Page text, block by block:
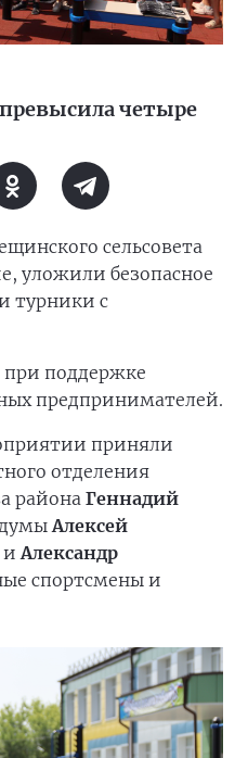
четыре
сельсовета
уложили безопасное
турники с
поддержке
предпринимателей.
приняли
отделения
района Геннадий
Алексей
иАлександр
спортсмены и